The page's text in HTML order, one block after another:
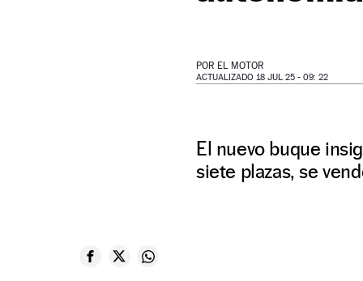
POR EL MOTOR
ACTUALIZADO 18 JUL 25 - 09: 22
El nuevo buque
siete plazas, se